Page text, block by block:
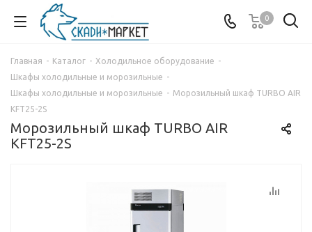
0
Главная - Каталог - Холодильное оборудование -
Шкафы холодильные и морозильные -
Шкафы холодильные и морозильные - Морозильный шкаф TURBO AIR
KFT25-2S
Морозильный шкаф TURBO AIR
KFT25-2S